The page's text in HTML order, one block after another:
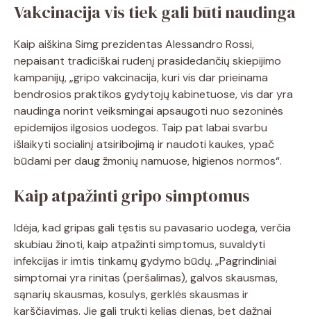
Vakcinacija vis tiek gali būti naudinga
Kaip aiškina Simg prezidentas Alessandro Rossi,
nepaisant tradiciškai rudenį prasidedančių skiepijimo
kampanijų, „gripo vakcinacija, kuri vis dar prieinama
bendrosios praktikos gydytojų kabinetuose, vis dar yra
naudinga norint veiksmingai apsaugoti nuo sezoninės
epidemijos ilgosios uodegos. Taip pat labai svarbu
išlaikyti socialinį atsiribojimą ir naudoti kaukes, ypač
būdami per daug žmonių namuose, higienos normos“.
Kaip atpažinti gripo simptomus
Idėja, kad gripas gali tęstis su pavasario uodega, verčia
skubiau žinoti, kaip atpažinti simptomus, suvaldyti
infekcijas ir imtis tinkamų gydymo būdų. „Pagrindiniai
simptomai yra rinitas (peršalimas), galvos skausmas,
sąnarių skausmas, kosulys, gerklės skausmas ir
karščiavimas. Jie gali trukti kelias dienas, bet dažnai